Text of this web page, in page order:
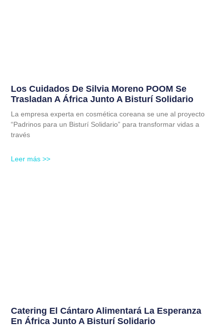
Los Cuidados De Silvia Moreno POOM Se
Trasladan A África Junto A Bisturí Solidario
La empresa experta en cosmética coreana se une al proyecto
“Padrinos para un Bisturí Solidario” para transformar vidas a
través
Leer más >>
Catering El Cántaro Alimentará La Esperanza
En África Junto A Bisturí Solidario